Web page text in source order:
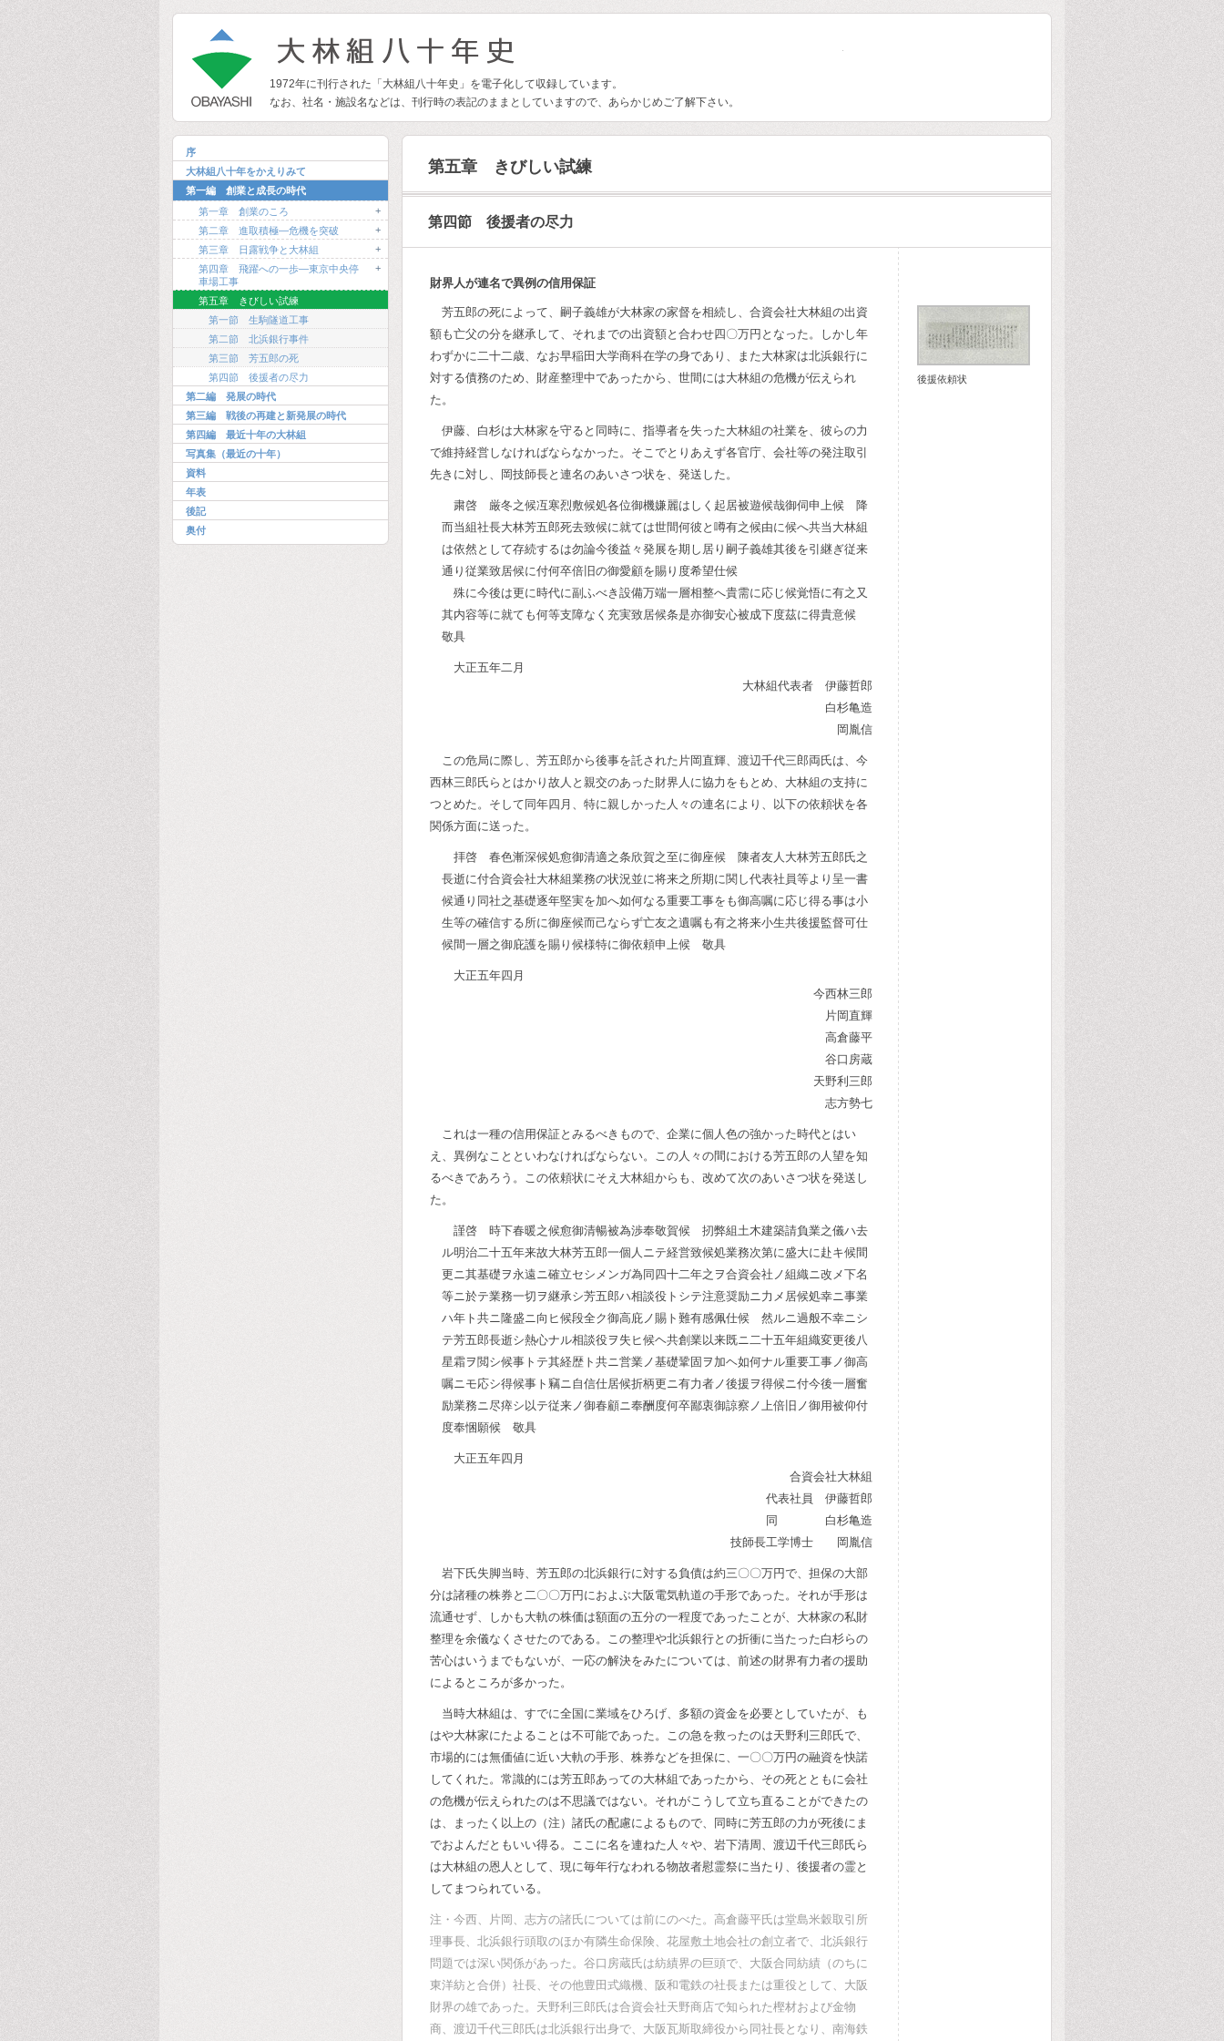
1972年に刊行された「大林組八十年史」を電子化して収録しています。
なお、社名・施設名などは、刊行時の表記のままとしていますので、あらかじめご了解下さい。
序
大林組八十年をかえりみて
第一編 創業と成長の時代
第一章 創業のころ
+
第二章 進取積極―危機を突破
+
第三章 日露戦争と大林組
+
第四章 飛躍への一歩―東京中央停
車場工事
+
第五章 きびしい試練
第一節 生駒隧道工事
第二節 北浜銀行事件
第三節 芳五郎の死
第四節 後援者の尽力
第二編 発展の時代
第三編 戦後の再建と新発展の時代
第四編 最近十年の大林組
写真集（最近の十年）
資料
年表
後記
奥付
第五章 きびしい試練
第四節 後援者の尽力
財界人が連名で異例の信用保証
芳五郎の死によって、嗣子義雄が大林家の家督を相続し、合資会社大林組の出資
額も亡父の分を継承して、それまでの出資額と合わせ四〇万円となった。しかし年
わずかに二十二歳、なお早稲田大学商科在学の身であり、また大林家は北浜銀行に
対する債務のため、財産整理中であったから、世間には大林組の危機が伝えられ
た。
伊藤、白杉は大林家を守ると同時に、指導者を失った大林組の社業を、彼らの力
で維持経営しなければならなかった。そこでとりあえず各官庁、会社等の発注取引
先きに対し、岡技師長と連名のあいさつ状を、発送した。
粛啓 厳冬之候冱寒烈敷候処各位御機嫌麗はしく起居被遊候哉御伺申上候 降
而当組社長大林芳五郎死去致候に就ては世間何彼と噂有之候由に候へ共当大林組
は依然として存続するは勿論今後益々発展を期し居り嗣子義雄其後を引継ぎ従来
通り従業致居候に付何卒倍旧の御愛顧を賜り度希望仕候
殊に今後は更に時代に副ふべき設備万端一層相整へ貴需に応じ候覚悟に有之又
其内容等に就ても何等支障なく充実致居候条是亦御安心被成下度茲に得貴意候
敬具
大正五年二月
大林組代表者 伊藤哲郎
白杉亀造
岡胤信
この危局に際し、芳五郎から後事を託された片岡直輝、渡辺千代三郎両氏は、今
西林三郎氏らとはかり故人と親交のあった財界人に協力をもとめ、大林組の支持に
つとめた。そして同年四月、特に親しかった人々の連名により、以下の依頼状を各
関係方面に送った。
拝啓 春色漸深候処愈御清適之条欣賀之至に御座候 陳者友人大林芳五郎氏之
長逝に付合資会社大林組業務の状況並に将来之所期に関し代表社員等より呈一書
候通り同社之基礎逐年堅実を加へ如何なる重要工事をも御高嘱に応じ得る事は小
生等の確信する所に御座候而己ならず亡友之遺嘱も有之将来小生共後援監督可仕
候間一層之御庇護を賜り候様特に御依頼申上候 敬具
大正五年四月
今西林三郎
片岡直輝
高倉藤平
谷口房蔵
天野利三郎
志方勢七
これは一種の信用保証とみるべきもので、企業に個人色の強かった時代とはい
え、異例なことといわなければならない。この人々の間における芳五郎の人望を知
るべきであろう。この依頼状にそえ大林組からも、改めて次のあいさつ状を発送し
た。
謹啓 時下春暖之候愈御清暢被為渉奉敬賀候 扨弊組土木建築請負業之儀ハ去
ル明治二十五年来故大林芳五郎一個人ニテ経営致候処業務次第に盛大に赴キ候間
更ニ其基礎ヲ永遠ニ確立セシメンガ為同四十二年之ヲ合資会社ノ組織ニ改メ下名
等ニ於テ業務一切ヲ継承シ芳五郎ハ相談役トシテ注意奨励ニ力メ居候処幸ニ事業
ハ年ト共ニ隆盛ニ向ヒ候段全ク御高庇ノ賜ト難有感佩仕候 然ルニ過般不幸ニシ
テ芳五郎長逝シ熱心ナル相談役ヲ失ヒ候ヘ共創業以来既ニ二十五年組織変更後八
星霜ヲ閲シ候事トテ其経歴ト共ニ営業ノ基礎鞏固ヲ加ヘ如何ナル重要工事ノ御高
嘱ニモ応シ得候事ト竊ニ自信仕居候折柄更ニ有力者ノ後援ヲ得候ニ付今後一層奮
励業務ニ尽瘁シ以テ従来ノ御春顧ニ奉酬度何卒鄙衷御諒察ノ上倍旧ノ御用被仰付
度奉悃願候 敬具
大正五年四月
合資会社大林組
代表社員 伊藤哲郎
同 白杉亀造
技師長工学博士 岡胤信
岩下氏失脚当時、芳五郎の北浜銀行に対する負債は約三〇〇万円で、担保の大部
分は諸種の株券と二〇〇万円におよぶ大阪電気軌道の手形であった。それが手形は
流通せず、しかも大軌の株価は額面の五分の一程度であったことが、大林家の私財
整理を余儀なくさせたのである。この整理や北浜銀行との折衝に当たった白杉らの
苦心はいうまでもないが、一応の解決をみたについては、前述の財界有力者の援助
によるところが多かった。
当時大林組は、すでに全国に業域をひろげ、多額の資金を必要としていたが、も
はや大林家にたよることは不可能であった。この急を救ったのは天野利三郎氏で、
市場的には無価値に近い大軌の手形、株券などを担保に、一〇〇万円の融資を快諾
してくれた。常識的には芳五郎あっての大林組であったから、その死とともに会社
の危機が伝えられたのは不思議ではない。それがこうして立ち直ることができたの
は、まったく以上の（注）諸氏の配慮によるもので、同時に芳五郎の力が死後にま
でおよんだともいい得る。ここに名を連ねた人々や、岩下清周、渡辺千代三郎氏ら
は大林組の恩人として、現に毎年行なわれる物故者慰霊祭に当たり、後援者の霊と
してまつられている。
注・今西、片岡、志方の諸氏については前にのべた。高倉藤平氏は堂島米穀取引所
理事長、北浜銀行頭取のほか有隣生命保険、花屋敷土地会社の創立者で、北浜銀行
問題では深い関係があった。谷口房蔵氏は紡績界の巨頭で、大阪合同紡績（のちに
東洋紡と合併）社長、その他豊田式織機、阪和電鉄の社長または重役として、大阪
財界の雄であった。天野利三郎氏は合資会社天野商店で知られた樫材および金物
商、渡辺千代三郎氏は北浜銀行出身で、大阪瓦斯取締役から同社長となり、南海鉄
後援依頼状